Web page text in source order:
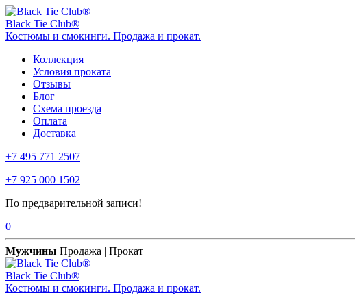
Black Tie Club®
Костюмы и смокинги. Продажа и прокат.
Коллекция
Условия проката
Отзывы
Блог
Схема проезда
Оплата
Доставка
+7 495 771 2507
+7 925 000 1502
По предварительной записи!
0
Мужчины Продажа | Прокат
Black Tie Club®
Костюмы и смокинги. Продажа и прокат.